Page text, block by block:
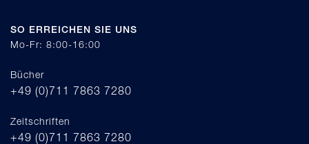
SO ERREICHEN SIE UNS
Mo-Fr: 8:00-16:00
Bücher
+49 (0)711 7863 7280
Zeitschriften
+49 (0)711 7863 7280